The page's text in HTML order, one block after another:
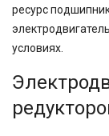
ресурс
условиях.